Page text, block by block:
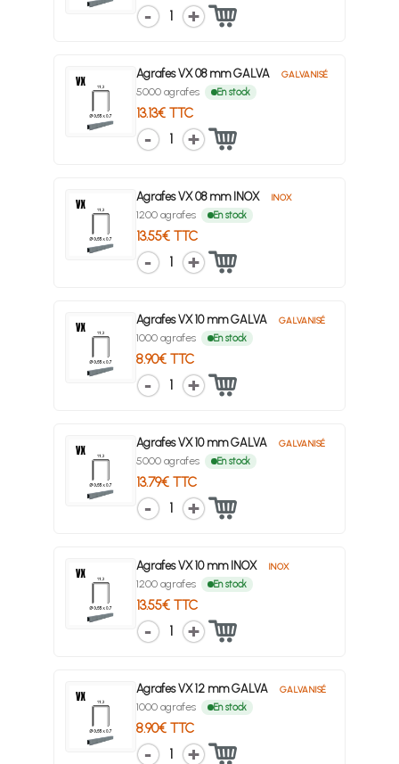
1
Agrafes VX 08 mm GALVA GALVANISÉ
5000 agrafes En stock
13.13€ TTC
1
Agrafes VX 08 mm INOX INOX
1200 agrafes En stock
13.55€ TTC
1
Agrafes VX 10 mm GALVA GALVANISÉ
1000 agrafes En stock
8.90€ TTC
1
Agrafes VX 10 mm GALVA GALVANISÉ
5000 agrafes En stock
13.79€ TTC
1
Agrafes VX 10 mm INOX INOX
1200 agrafes En stock
13.55€ TTC
1
Agrafes VX 12 mm GALVA GALVANISÉ
1000 agrafes En stock
8.90€ TTC
1